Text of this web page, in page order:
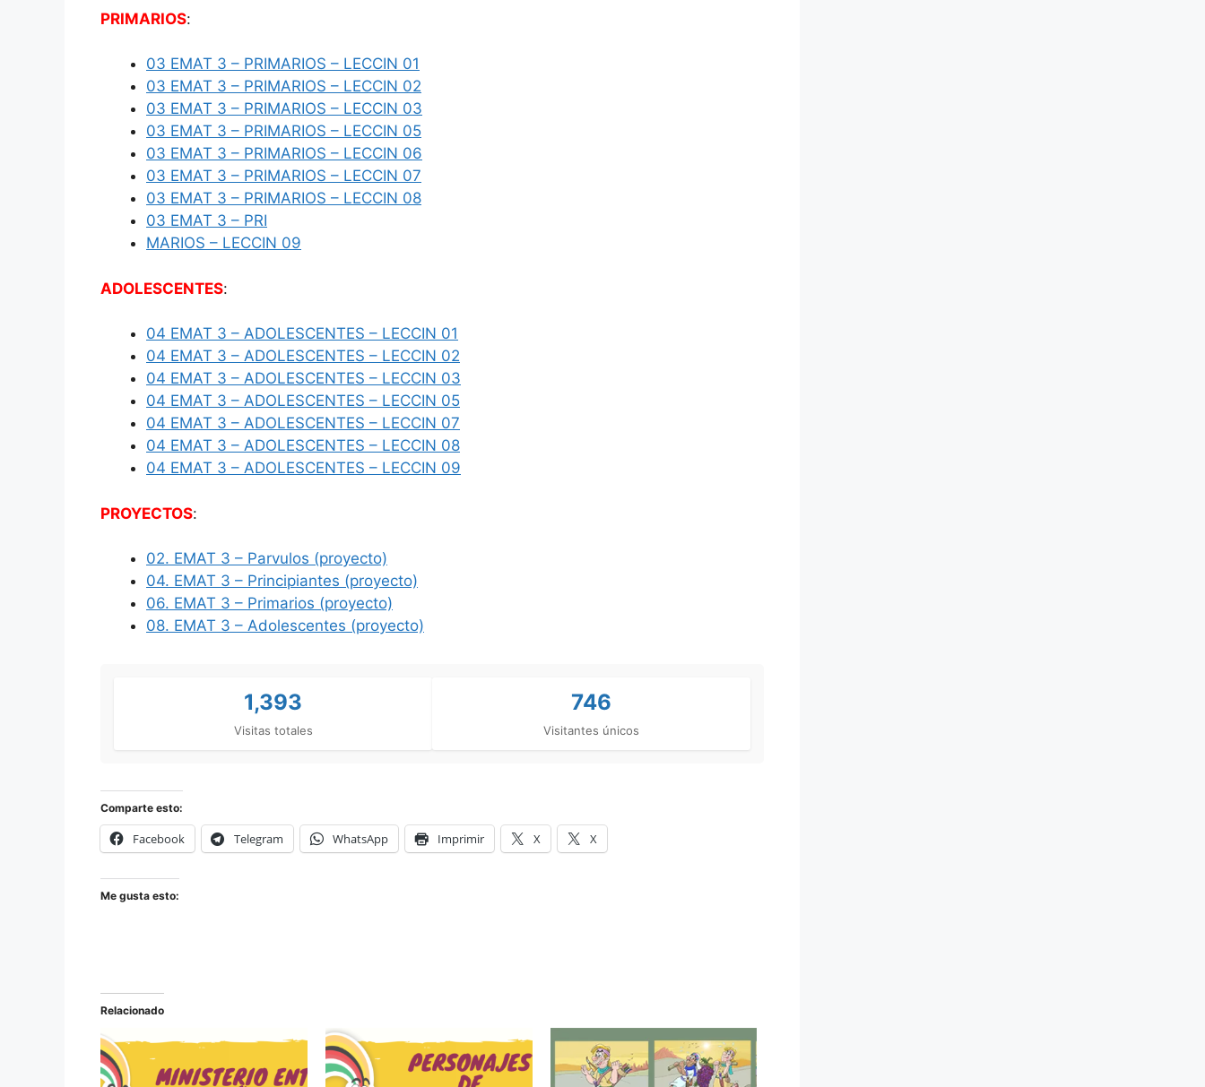
PRIMARIOS:
03 EMAT 3 – PRIMARIOS – LECCIN 01
03 EMAT 3 – PRIMARIOS – LECCIN 02
03 EMAT 3 – PRIMARIOS – LECCIN 03
03 EMAT 3 – PRIMARIOS – LECCIN 05
03 EMAT 3 – PRIMARIOS – LECCIN 06
03 EMAT 3 – PRIMARIOS – LECCIN 07
03 EMAT 3 – PRIMARIOS – LECCIN 08
03 EMAT 3 – PRI
MARIOS – LECCIN 09
ADOLESCENTES:
04 EMAT 3 – ADOLESCENTES – LECCIN 01
04 EMAT 3 – ADOLESCENTES – LECCIN 02
04 EMAT 3 – ADOLESCENTES – LECCIN 03
04 EMAT 3 – ADOLESCENTES – LECCIN 05
04 EMAT 3 – ADOLESCENTES – LECCIN 07
04 EMAT 3 – ADOLESCENTES – LECCIN 08
04 EMAT 3 – ADOLESCENTES – LECCIN 09
PROYECTOS:
02. EMAT 3 – Parvulos (proyecto)
04. EMAT 3 – Principiantes (proyecto)
06. EMAT 3 – Primarios (proyecto)
08. EMAT 3 – Adolescentes (proyecto)
1,393
Visitas totales
746
Visitantes únicos
Comparte esto:
Facebook Telegram WhatsApp Imprimir X X
Me gusta esto:
Relacionado